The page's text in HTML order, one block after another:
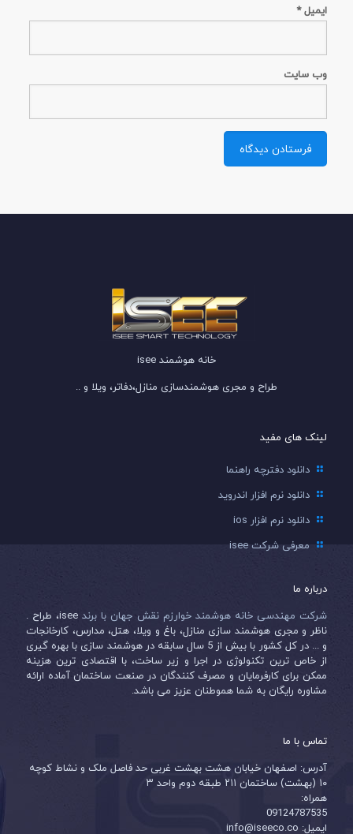
ایمیل*
وب‌ سایت
خانه هوشمند isee
طراح و مجری هوشمندسازی منازل،دفاتر، ویلا و ..
لینک های مفید
دانلود دفترچه راهنما
دانلود نرم افزار اندروید
دانلود نرم افزار ios
معرفی شرکت isee
درباره ما
شرکت مهندسی خانه هوشمند خوارزم نقش جهان با برند
isee، طراح .
ناظر و مجری هوشمند سازی منازل، باغ و ویلا، هتل، مدارس، کارخانجات
و ... در کل کشور با بیش از 5 سال سابقه در هوشمند سازی با بهره گیری
از خاص ترین تکنولوژی در اجرا و زیر ساخت، با اقتصادی ترین هزینه
ممکن برای کارفرمایان و مصرف کنندگان در صنعت ساختمان آماده ارائه
مشاوره رایگان به شما هموطنان عزیز می باشد.
تماس با ما
آدرس: اصفهان خیابان هشت بهشت غربی حد فاصل ملک و نشاط کوچه
۱۰ (بهشت) ساختمان ۲۱۱ طبقه دوم واحد ۳
همراه:
09124787535
ایمیل: info@iseeco.co